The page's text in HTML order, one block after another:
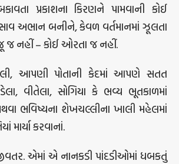
પ્રકાશના કિરણને પામવાની કોઈ
અભાન બનીને, કેવળ વર્તમાનમાં ઝૂલતા
જ નહીં – કોઈ ઓરતા જ નહીં.
આપણી પોતાની કેદમાં આપણે સતત
વીતેલા, સોગિયા કે ભવ્ય ભૂતકાળમાં
ભવિષ્યના શેખચલ્લીના ખાલી મહેલમાં
માર્યા કરવાનાં.
એમાં એ નાનકડી પાંદડીઓમાં ધબકતું